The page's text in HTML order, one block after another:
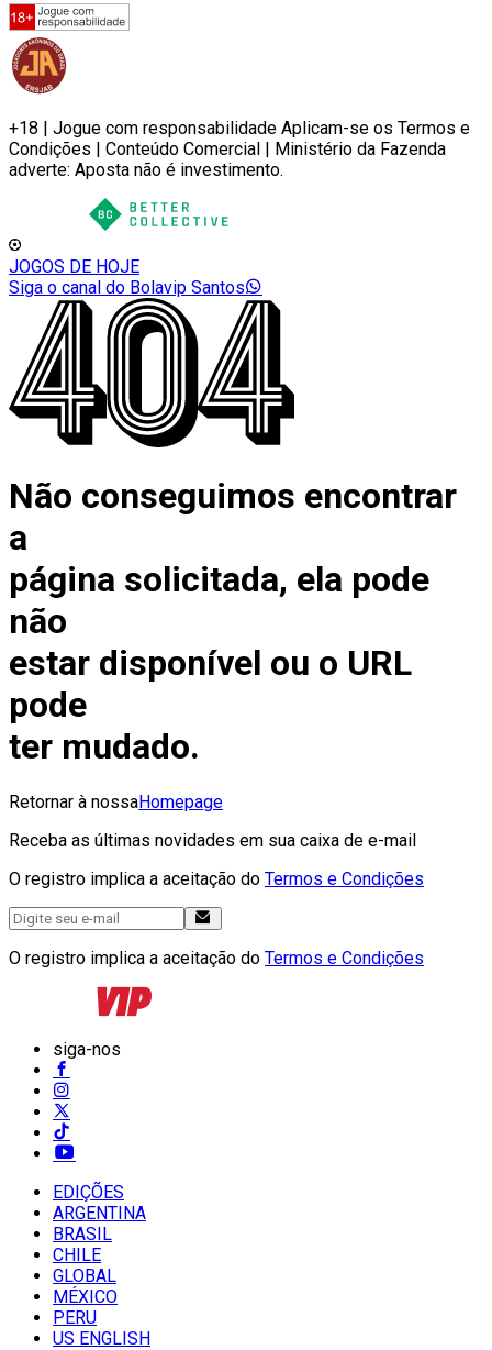
+18 | Jogue com responsabilidade Aplicam-se os Termos e
Condições | Conteúdo Comercial | Ministério da Fazenda
adverte: Aposta não é investimento.
JOGOS DE HOJE
Siga o canal do Bolavip Santos
Não conseguimos encontrar
a
página solicitada, ela pode
não
estar disponível ou o URL
pode
ter mudado.
Retornar à nossaHomepage
Receba as últimas novidades em sua caixa de e-mail
O registro implica a aceitação do Termos e Condições
O registro implica a aceitação do Termos e Condições
siga-nos
EDIÇÕES
ARGENTINA
BRASIL
CHILE
GLOBAL
MÉXICO
PERU
US ENGLISH